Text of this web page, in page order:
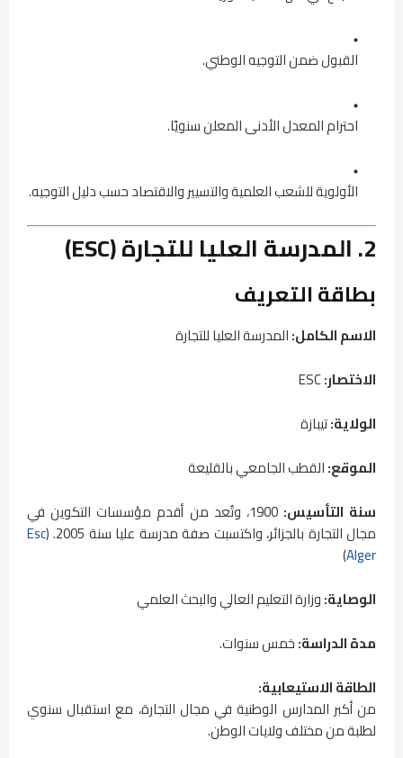
القبول ضمن التوجيه الوطني.
احترام المعدل الأدنى المعلن سنويًا.
الأولوية للشعب العلمية والتسيير والاقتصاد حسب دليل التوجيه.
2. المدرسة العليا للتجارة (ESC)
بطاقة التعريف
الاسم الكامل:المدرسة العليا للتجارة
الاختصار:
الولاية:تيبازة
الموقع:القطب الجامعي بالقليعة
سنة التأسيس:
1900، وتُعد من أقدم مؤسسات التكوين في
مجال التجارة بالجزائر، واكتسبت صفة مدرسة عليا سنة 2005. (
Esc
Alger
)
الوصاية:وزارة التعليم العالي والبحث العلمي
مدة الدراسة:خمس سنوات.
الطاقة الاستيعابية:
من أكبر المدارس الوطنية في مجال التجارة، مع استقبال سنوي
لطلبة من مختلف ولايات الوطن.